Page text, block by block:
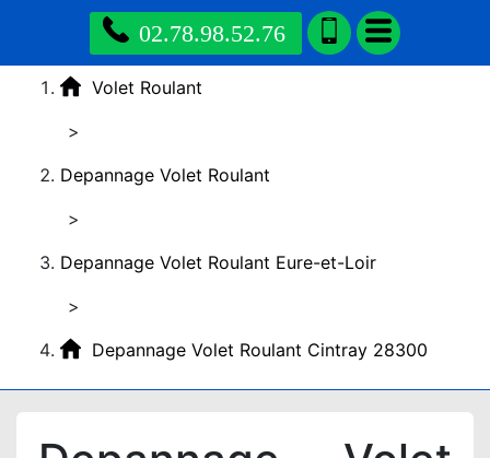
02.78.98.52.76
Volet Roulant
>
Depannage Volet Roulant
>
Depannage Volet Roulant Eure-et-Loir
>
Depannage Volet Roulant Cintray 28300